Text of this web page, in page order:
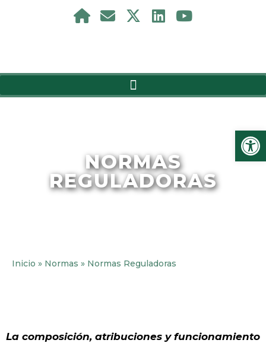
NORMAS
REGULADORAS
Inicio » Normas » Normas Reguladoras
La composición, atribuciones y funcionamiento